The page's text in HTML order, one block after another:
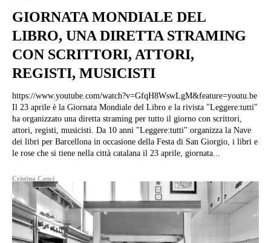
GIORNATA MONDIALE DEL
LIBRO, UNA DIRETTA STRAMING
CON SCRITTORI, ATTORI,
REGISTI, MUSICISTI
https://www.youtube.com/watch?v=GfqH8WswLgM&feature=youtu.be
Il 23 aprile è la Giornata Mondiale del Libro e la rivista "Leggere:tutti"
ha organizzato una diretta straming per tutto il giorno con scrittori,
attori, registi, musicisti. Da 10 anni "Leggere:tutti" organizza la Nave
dei libri per Barcellona in occasione della Festa di San Giorgio, i libri e
le rose che si tiene nella città catalana il 23 aprile, giornata...
Cristina Canci